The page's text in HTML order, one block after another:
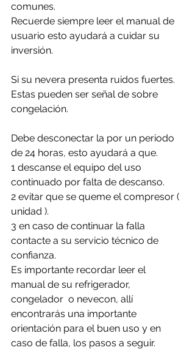
comunes.
Recuerde siempre leer el manual de
usuario esto ayudará a cuidar su
inversión.
Si su nevera presenta ruidos fuertes.
Estas pueden ser señal de sobre
congelación.
Debe desconectar la por un periodo
de 24 horas, esto ayudará a que.
1 descanse el equipo del uso
continuado por falta de descanso.
2 evitar que se queme el compresor (
unidad ).
3 en caso de continuar la falla
contacte a su servicio técnico de
confianza.
Es importante recordar leer el
manual de su refrigerador,
congelador  o nevecon, allí
encontrarás una importante
orientación para el buen uso y en
caso de falla, los pasos a seguir.